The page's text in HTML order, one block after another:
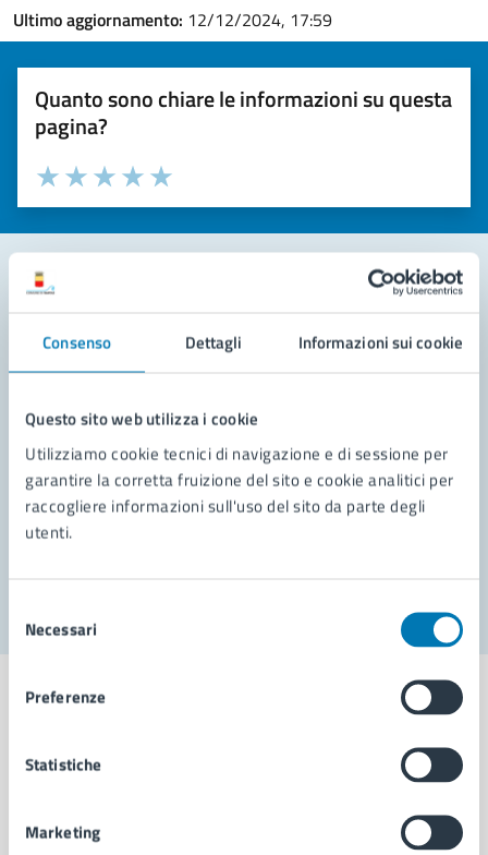
Consenso Dettagli Informazioni sui cookie
Questo sito web utilizza i cookie
Utilizziamo cookie tecnici di navigazione e di sessione per
garantire la corretta fruizione del sito e cookie analitici per
raccogliere informazioni sull'uso del sito da parte degli
utenti.
delNecessari
Preferenze
Statistiche
Marketing
Ultimo aggiornamento: 12/12/2024, 17:59
Quanto sono chiare le informazioni su questa
pagina?
Valuta la chiarezza delle informazioni (da 1 a 5 stelle)
Seleziona il numero di stelle per valutare la chiarezza delle
Valuta 5 stelle su 5
Valuta 4 stelle su 5
Valuta 3 stelle su 5
Valuta 2 stelle su 5
Valuta 1 stelle su 5
Leggi le domande frequenti
Richiedi assistenza
Prenota appuntamento
Problemi in città
Comune di Napoli
AMMINISTRAZIONE